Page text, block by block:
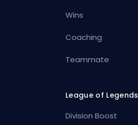
Wins
Coaching
Teammate
League of Legends
Division Boost